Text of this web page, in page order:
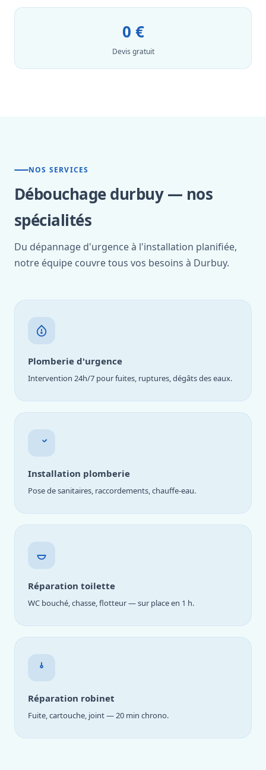
0 €
Devis gratuit
NOS SERVICES
Débouchage durbuy — nos
spécialités
Du dépannage d'urgence à l'installation planifiée,
notre équipe couvre tous vos besoins à Durbuy.
Plomberie d'urgence
Intervention 24h/7 pour fuites, ruptures, dégâts des eaux.
Installation plomberie
Pose de sanitaires, raccordements, chauffe-eau.
Réparation toilette
WC bouché, chasse, flotteur — sur place en 1 h.
Réparation robinet
Fuite, cartouche, joint — 20 min chrono.